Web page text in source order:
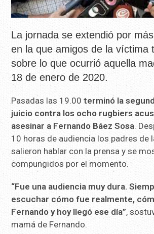
La jornada se extendió por
en la que amigos de la víctima
sobre lo que ocurrió aquella
18 de enero de 2020.
Pasadas las 19.00terminó la
juicio contra los ocho rugbiers
asesinar a Fernando Báez Sosa.
10 horas de audiencia los padres de
salieron hablar con la prensa y se
compungidos por el momento.
“Fue una audiencia muy dura.
escuchar cómo fue realmente,
Fernando y hoy llegó ese día”,
mamá de Fernando.